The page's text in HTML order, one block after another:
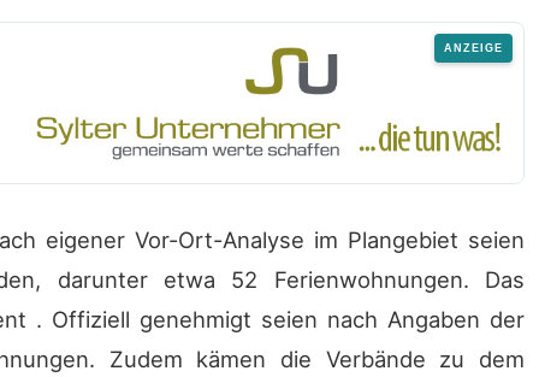
eigener Vor-Ort-Analyse im Plangebiet seien
darunter etwa 52 Ferienwohnungen. Das
. Offiziell genehmigt seien nach Angaben der
Zudem kämen die Verbände zu dem